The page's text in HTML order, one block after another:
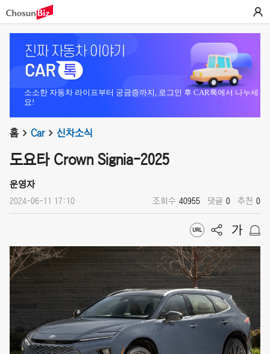
소소한 자동차 라이프부터 궁금증까지, 로그인 후 CAR톡에서 나누세
요!
홈 Car 신차소식
도요타 Crown Signia-2025
운영자
2024-06-11 17:10 조회수 40955 댓글 0 추천 0